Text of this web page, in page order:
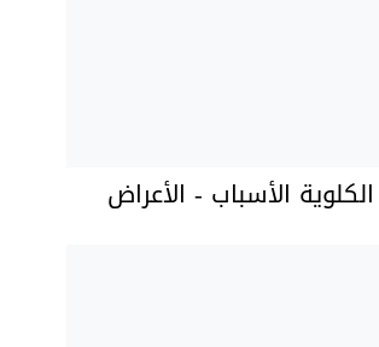
الكلوية الأسباب - الأعراض